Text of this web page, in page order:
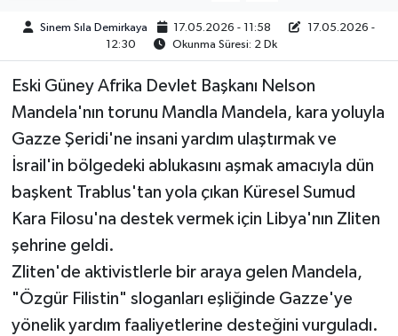
Sinem Sıla Demirkaya 17.05.2026 - 11:58
17.05.2026 -
12:30
Okunma Süresi: 2 Dk
Eski Güney Afrika Devlet Başkanı Nelson
Mandela'nın torunu Mandla Mandela, kara yoluyla
Gazze Şeridi'ne insani yardım ulaştırmak ve
İsrail'in bölgedeki ablukasını aşmak amacıyla dün
başkent Trablus'tan yola çıkan Küresel Sumud
Kara Filosu'na destek vermek için Libya'nın Zliten
şehrine geldi.
Zliten'de aktivistlerle bir araya gelen Mandela,
"Özgür Filistin" sloganları eşliğinde Gazze'ye
yönelik yardım faaliyetlerine desteğini vurguladı.